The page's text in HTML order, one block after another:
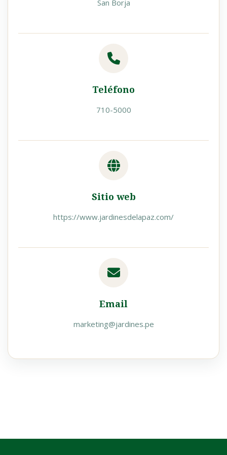
San Borja
Teléfono
710-5000
Sitio web
https://www.jardinesdelapaz.com/
Email
marketing@jardines.pe